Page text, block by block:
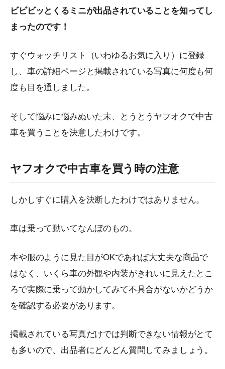
ビビビッとくるミニが出品されていることを知ってし
まったのです！
すぐウォッチリスト（いわゆるお気に入り）に登録
し、車の詳細ページと掲載されている写真に何度も何
度も目を通しました。
そして悩みに悩みぬいた末、とうとうヤフオクで中古
車を買うことを決意したわけです。
ヤフオクで中古車を買う時の注意
しかしすぐに購入を決断したわけではありません。
車は乗って動いてなんぼのもの。
本や服のように見た目がOKであれば大丈夫な商品で
はなく、いくら車の外観や内装がきれいに見えたとこ
ろで実際に乗って動かしてみて不具合がないかどうか
を確認する必要があります。
掲載されている写真だけでは判断できない情報がとて
も多いので、出品者にどんどん質問してみましょう。